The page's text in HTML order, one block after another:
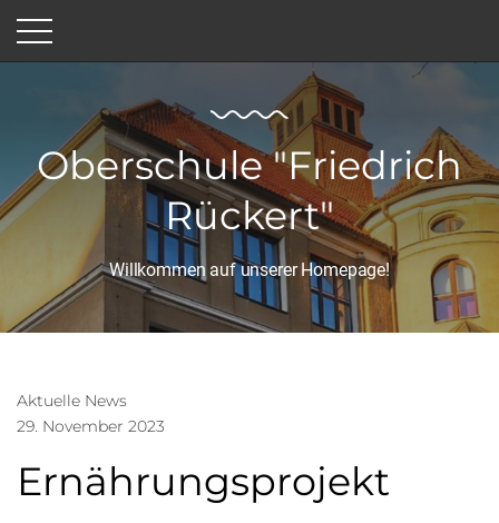
Oberschule "Friedrich
Rückert"
Willkommen auf unserer Homepage!
Aktuelle News
29. November 2023
Ernährungsprojekt